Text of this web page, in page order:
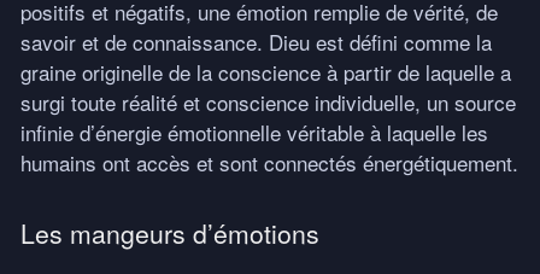
positifs et négatifs, une émotion remplie de vérité, de
savoir et de connaissance. Dieu est défini comme la
graine originelle de la conscience à partir de laquelle a
surgi toute réalité et conscience individuelle, un source
infinie d’énergie émotionnelle véritable à laquelle les
humains ont accès et sont connectés énergétiquement.
Les mangeurs d’émotions